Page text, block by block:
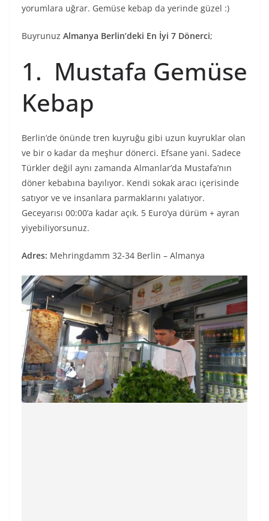
yorumlara uğrar. Gemüse kebap da yerinde güzel :)
Buyrunuz Almanya Berlin’deki En İyi 7 Dönerci;
1. Mustafa Gemüse
Kebap
Berlin’de önünde tren kuyruğu gibi uzun kuyruklar olan
ve bir o kadar da meşhur dönerci. Efsane yani. Sadece
Türkler değil aynı zamanda Almanlar’da Mustafa’nın
döner kebabına bayılıyor. Kendi sokak aracı içerisinde
satıyor ve ve insanlara parmaklarını yalatıyor.
Geceyarısı 00:00’a kadar açık. 5 Euro’ya dürüm + ayran
yiyebiliyorsunuz.
Adres: Mehringdamm 32-34 Berlin – Almanya